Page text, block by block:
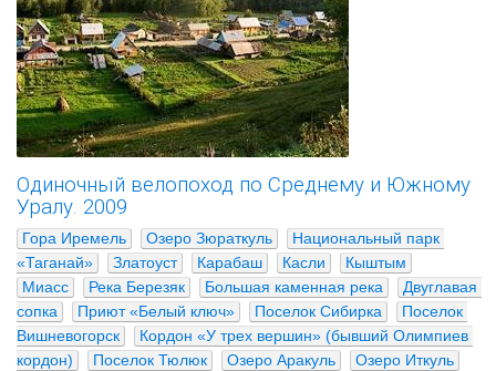
Одиночный велопоход по Среднему и Южному
Уралу. 2009
Гора Иремель Озеро Зюраткуль
Национальный парк
«Таганай»
Златоуст Карабаш Касли
Кыштым
Миасс
Река Березяк Большая каменная река
Двуглавая
сопка
Приют «Белый ключ» Поселок Сибирка
Поселок
Вишневогорск
Кордон «У трех вершин» (бывший Олимпиев
кордон)
Поселок Тюлюк Озеро Аракуль
Озеро Иткуль